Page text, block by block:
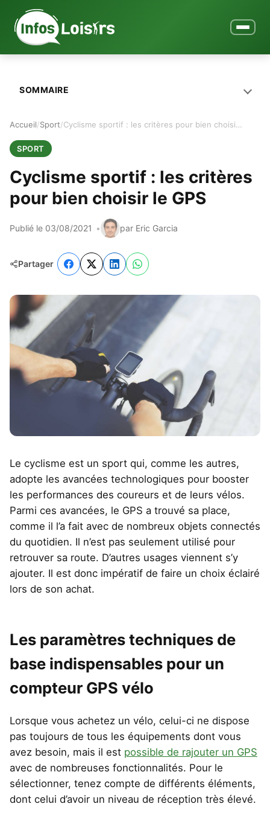
Ouvrir le
Accueil Sport Cyclisme sportif : les critères pour bien choisir le GPS
SPORT
Cyclisme sportif : les critères
pour bien choisir le GPS
Publié le 03/08/2021 par Eric Garcia
Partager
Le cyclisme est un sport qui, comme les autres,
adopte les avancées technologiques pour booster
les performances des coureurs et de leurs vélos.
Parmi ces avancées, le GPS a trouvé sa place,
comme il l’a fait avec de nombreux objets connectés
du quotidien. Il n’est pas seulement utilisé pour
retrouver sa route. D’autres usages viennent s’y
ajouter. Il est donc impératif de faire un choix éclairé
lors de son achat.
Les paramètres techniques de
base indispensables pour un
compteur GPS vélo
Lorsque vous achetez un vélo, celui-ci ne dispose
pas toujours de tous les équipements dont vous
avez besoin, mais il est possible de rajouter un GPS
avec de nombreuses fonctionnalités. Pour le
sélectionner, tenez compte de différents éléments,
dont celui d’avoir un niveau de réception très élevé.
SOMMAIRE